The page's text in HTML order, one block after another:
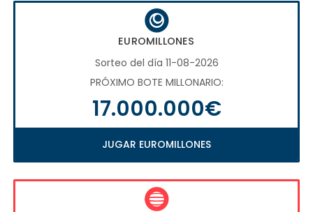
EUROMILLONES
Sorteo del día 11-08-2026
PRÓXIMO BOTE MILLONARIO:
17.000.000€
JUGAR EUROMILLONES